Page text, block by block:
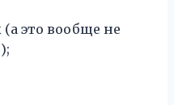
это вообще не